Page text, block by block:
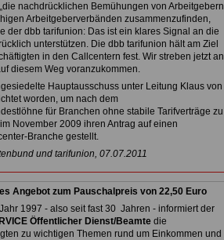
nachdrücklichen Bemühungen von Arbeitgebern
Arbeitgeberverbänden zusammenzufinden,
der dbb tarifunion: Das ist ein klares Signal an die
unterstützen. Die dbb tarifunion hält am Ziel
in den Callcentern fest. Wir streben jetzt
diesem Weg voranzukommen.
Hauptausschuss unter Leitung Klaus von
worden, um nach dem
für Branchen ohne stabile Tarifverträge zu
November 2009 ihren Antrag auf einen
Branche gestellt.
und tarifunion, 07.07.2011
Angebot zum Pauschalpreis von 22,50 Euro
1997 - also seit fast 30 Jahren - informiert der
Öffentlicher Dienst/Beamtedie
zu wichtigen Themen rund um Einkommen und